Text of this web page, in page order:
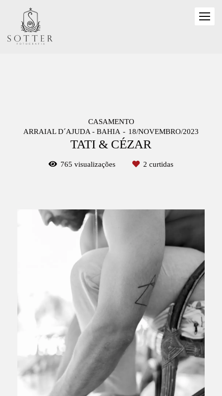
CASAMENTO
ARRAIAL D´AJUDA - BAHIA
18/NOVEMBRO/2023
TATI & CÉZAR
765 visualizações 2 curtidas